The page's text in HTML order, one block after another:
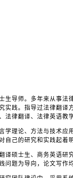
生导师。多年来从事
实践。指导过法律翻
法律翻译、法律英语教
学理论、方法与技术
自己的研究和实践起着
译硕士生、商务英语
问题为导向，论文写作